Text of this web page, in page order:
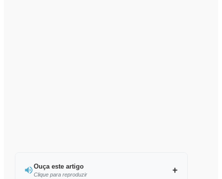
Ouça este artigo
Clique para reproduzir